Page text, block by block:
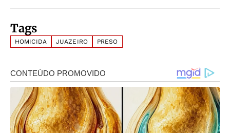
Tags
HOMICIDA JUAZEIRO PRESO